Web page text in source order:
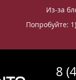
Из-за
Попробуйте:
8